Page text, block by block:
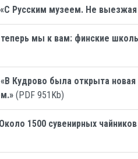
«С Русским музеем. Не выезжая
мы к вам: финские
«В Кудрово была открыта
(PDF 951Kb)
1500 сувенирных